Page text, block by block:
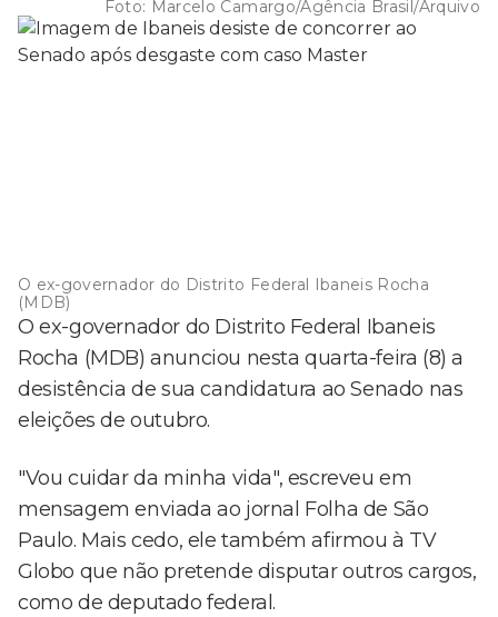
Foto: Marcelo Camargo/Agência Brasil/Arquivo
O ex-governador do Distrito Federal Ibaneis Rocha
(MDB)
O ex-governador do Distrito Federal Ibaneis
Rocha (MDB) anunciou nesta quarta-feira (8) a
desistência de sua candidatura ao Senado nas
eleições de outubro.
"Vou cuidar da minha vida", escreveu em
mensagem enviada ao jornal Folha de São
Paulo. Mais cedo, ele também afirmou à TV
Globo que não pretende disputar outros cargos,
como de deputado federal.